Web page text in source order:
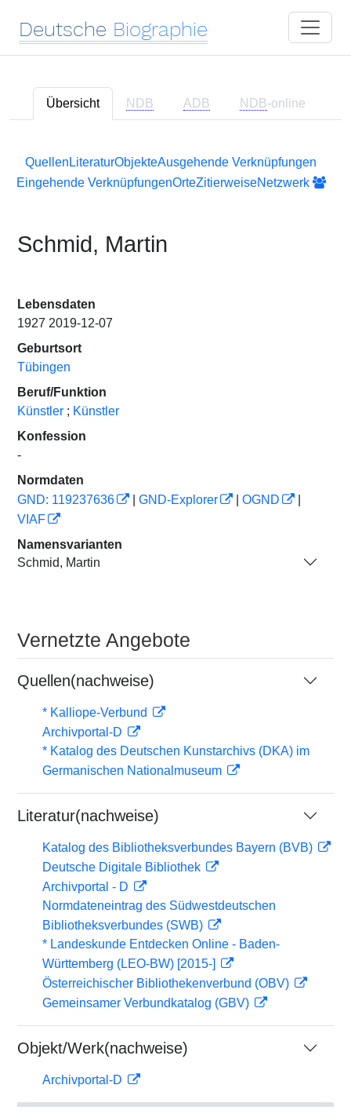
Deutsche Biographie
Übersicht NDB ADB NDB-online
Quellen LiteraturObjekteAusgehende Verknüpfungen
Eingehende VerknüpfungenOrteZitierweiseNetzwerk
Schmid, Martin
Lebensdaten
1927 2019-12-07
Geburtsort
Tübingen
Beruf/Funktion
Künstler ; Künstler
Konfession
-
Normdaten
GND: 119237636
GND-Explorer OGND
VIAF
Namensvarianten
Schmid, Martin
Vernetzte Angebote
Quellen(nachweise)
* Kalliope-Verbund
Archivportal-D
* Katalog des Deutschen Kunstarchivs (DKA) im
Germanischen Nationalmuseum
Literatur(nachweise)
Katalog des Bibliotheksverbundes Bayern (BVB)
Deutsche Digitale Bibliothek
Archivportal - D
Normdateneintrag des Südwestdeutschen
Bibliotheksverbundes (SWB)
* Landeskunde Entdecken Online - Baden-
Württemberg (LEO-BW) [2015-]
Österreichischer Bibliothekenverbund (OBV)
Gemeinsamer Verbundkatalog (GBV)
Objekt/Werk(nachweise)
Archivportal-D